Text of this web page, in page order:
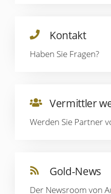
Kontakt
Haben Sie Fragen?
Vermittler
Werden Sie Partner
Gold-News
Der Newsroom von